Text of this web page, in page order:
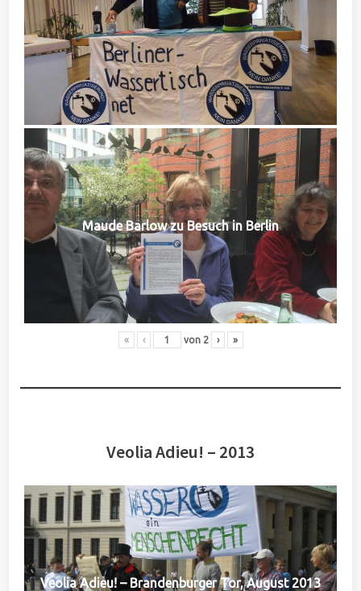
Maude Barlow zu Besuch in Berlin
« ‹ von 2 › »
Veolia Adieu! – 2013
Veolia Adieu! – Brandenburger Tor, August 2013